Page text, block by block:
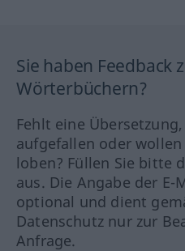
Sie haben Feedback
Wörterbüchern?
Fehlt eine
aufgefallen oder
loben? Füllen Sie bitte
aus. Die Angabe der E-
optional und dient
Datenschutz nur zur
Anfrage.